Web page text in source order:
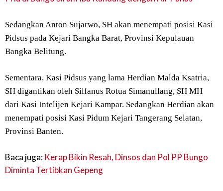
Sedangkan Anton Sujarwo, SH akan menempati posisi Kasi
Pidsus pada Kejari Bangka Barat, Provinsi Kepulauan
Bangka Belitung.
Sementara, Kasi Pidsus yang lama Herdian Malda Ksatria,
SH digantikan oleh Silfanus Rotua Simanullang, SH MH
dari Kasi Intelijen Kejari Kampar. Sedangkan Herdian akan
menempati posisi Kasi Pidum Kejari Tangerang Selatan,
Provinsi Banten.
Baca juga: Kerap Bikin Resah, Dinsos dan Pol PP Bungo
Diminta Tertibkan Gepeng